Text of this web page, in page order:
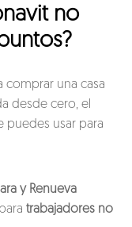
no
comprar una casa
desde cero, el
puedes usar para
y Renueva
trabajadores no